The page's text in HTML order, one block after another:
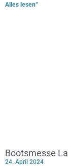
Alles lesen“
Bootsmesse
24. April 2024